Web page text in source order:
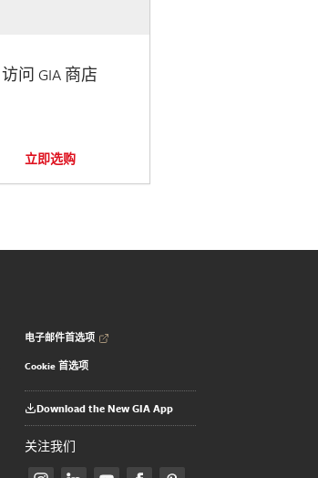
访问 GIA 商店
立即选购
电子邮件首选项
Cookie 首选项
Download the New GIA App
关注我们